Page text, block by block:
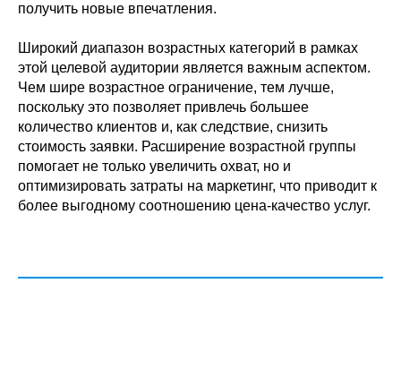
получить новые впечатления.
Широкий диапазон возрастных категорий в рамках
этой целевой аудитории является важным аспектом.
Чем шире возрастное ограничение, тем лучше,
поскольку это позволяет привлечь большее
количество клиентов и, как следствие, снизить
стоимость заявки. Расширение возрастной группы
помогает не только увеличить охват, но и
оптимизировать затраты на маркетинг, что приводит к
более выгодному соотношению цена-качество услуг.